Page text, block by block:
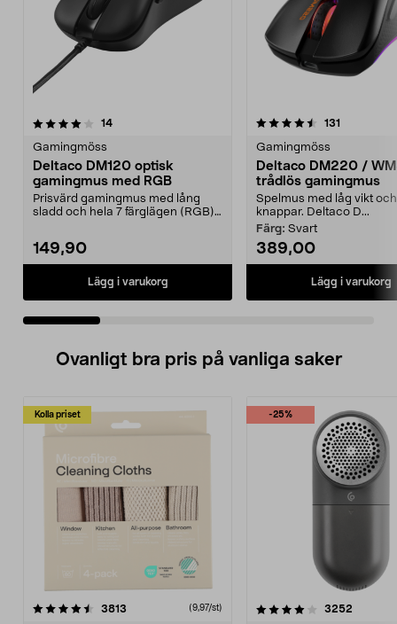
14recensioner
Gamingmöss
Deltaco DM120 optisk
gamingmus med RGB
Prisvärd gamingmus med lång
sladd och hela 7 färglägen (RGB).
149,90
Lägg i varukorg
4.5 av 5 stjärnor 131
Gamingmöss
Deltaco DM220 /
trådlös gamingmus
Spelmus med låg vikt
knappar. Deltaco D...
Färg: Svart
389,00
Lägg i varukorg
4.5 av 5 stjärnor
Ovanligt bra pris på vanliga saker
Kolla priset
3813 (9,97/st)
-25%
4.0av 5 stjärnor 3252
4.5av 5 stjärnor